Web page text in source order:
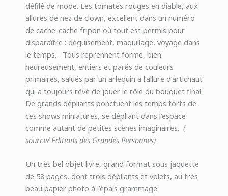
défilé de mode. Les tomates rouges en diable, aux
allures de nez de clown, excellent dans un numéro
de cache-cache fripon où tout est permis pour
disparaître : déguisement, maquillage, voyage dans
le temps… Tous reprennent forme, bien
heureusement, entiers et parés de couleurs
primaires, salués par un arlequin à l’allure d’artichaut
qui a toujours rêvé de jouer le rôle du bouquet final.
De grands dépliants ponctuent les temps forts de
ces shows miniatures, se dépliant dans l’espace
comme autant de petites scènes imaginaires. (
source/ Editions des Grandes Personnes)
Un très bel objet livre, grand format sous jaquette
de 58 pages, dont trois dépliants et volets, au très
beau papier photo à l’épais grammage.